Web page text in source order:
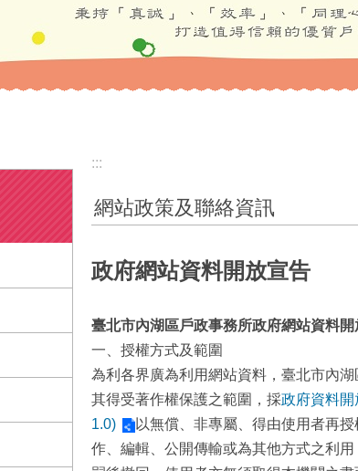
:::
網站政策及聯絡資訊
政府網站資料開放宣告
臺北市內湖區戶政事務所政府網站資料開
一、授權方式及範圍
為利各界廣為利用網站資料，臺北市內
其得受著作權保護之範圍，採政府資料開
1.0)
以無償、非專屬、得由使用者再
作、編輯、公開傳輸或為其他方式之利